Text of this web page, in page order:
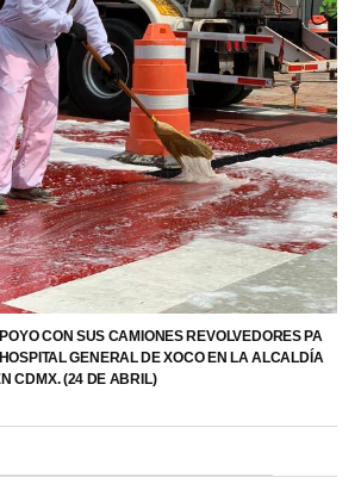
CON SUS CAMIONES REVOLVEDORES PA
GENERAL DE XOCO EN LA ALCALDÍA
CDMX. (24 DE ABRIL)